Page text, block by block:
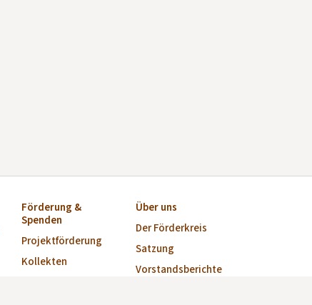
Förderung &
Spenden
Projektförderung
Kollekten
Über uns
Der Förderkreis
Satzung
Vorstandsberichte